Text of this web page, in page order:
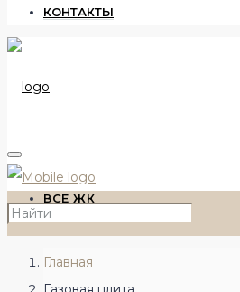
КОНТАКТЫ
ВСЕ ЖК
Главная